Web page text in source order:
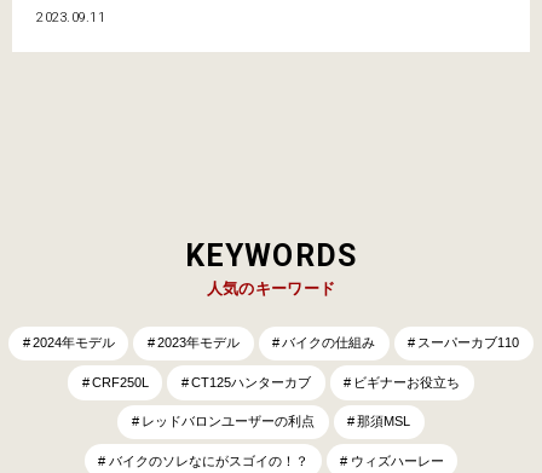
ールの足まわりでアドベンチャー性能を高めている。 ●文:ヤングマシン編集
7機種に スズキは、…
2023.09.11
KEYWORDS
人気のキーワード
2024年モデル 2023年モデル バイクの仕組み スーパーカブ110
CRF250L CT125ハンターカブ ビギナーお役立ち
レッドバロンユーザーの利点 那須MSL
バイクのソレなにがスゴイの！？ ウィズハーレー